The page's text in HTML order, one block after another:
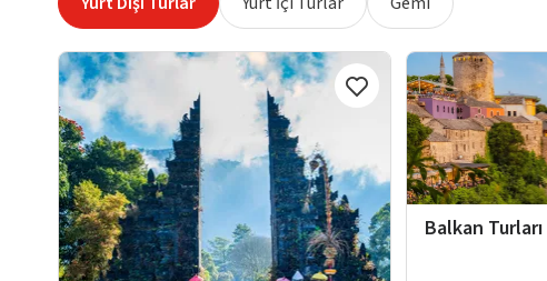
Balkan Turları